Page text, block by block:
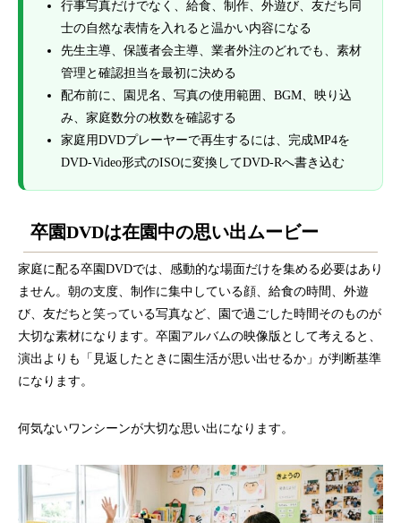
行事写真だけでなく、給食、制作、外遊び、友だち同
士の自然な表情を入れると温かい内容になる
先生主導、保護者会主導、業者外注のどれでも、素材
管理と確認担当を最初に決める
配布前に、園児名、写真の使用範囲、BGM、映り込
み、家庭数分の枚数を確認する
家庭用DVDプレーヤーで再生するには、完成MP4を
DVD-Video形式のISOに変換してDVD-Rへ書き込む
卒園DVDは在園中の思い出ムービー
家庭に配る卒園DVDでは、感動的な場面だけを集める必要はあり
ません。朝の支度、制作に集中している顔、給食の時間、外遊
び、友だちと笑っている写真など、園で過ごした時間そのものが
大切な素材になります。卒園アルバムの映像版として考えると、
演出よりも「見返したときに園生活が思い出せるか」が判断基準
になります。
何気ないワンシーンが大切な思い出になります。